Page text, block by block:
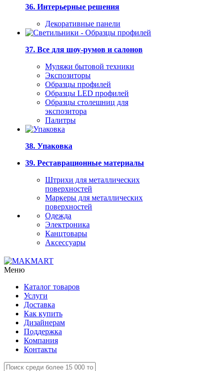
36. Интерьерные решения
Декоративные панели
37. Все для шоу-румов и салонов
Муляжи бытовой техники
Экспозиторы
Образцы профилей
Образцы LED профилей
Образцы столешниц для
экспозитора
Палитры
38. Упаковка
39. Реставрационные материалы
Штрихи для металлических
поверхностей
Маркеры для металлических
поверхностей
Одежда
Электроника
Канцтовары
Аксессуары
Меню
Каталог товаров
Услуги
Доставка
Как купить
Дизайнерам
Поддержка
Компания
Контакты